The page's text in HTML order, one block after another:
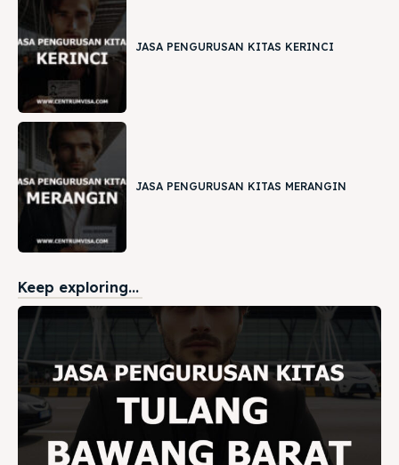
JASA PENGURUSAN KITAS KERINCI
JASA PENGURUSAN KITAS MERANGIN
Keep exploring...